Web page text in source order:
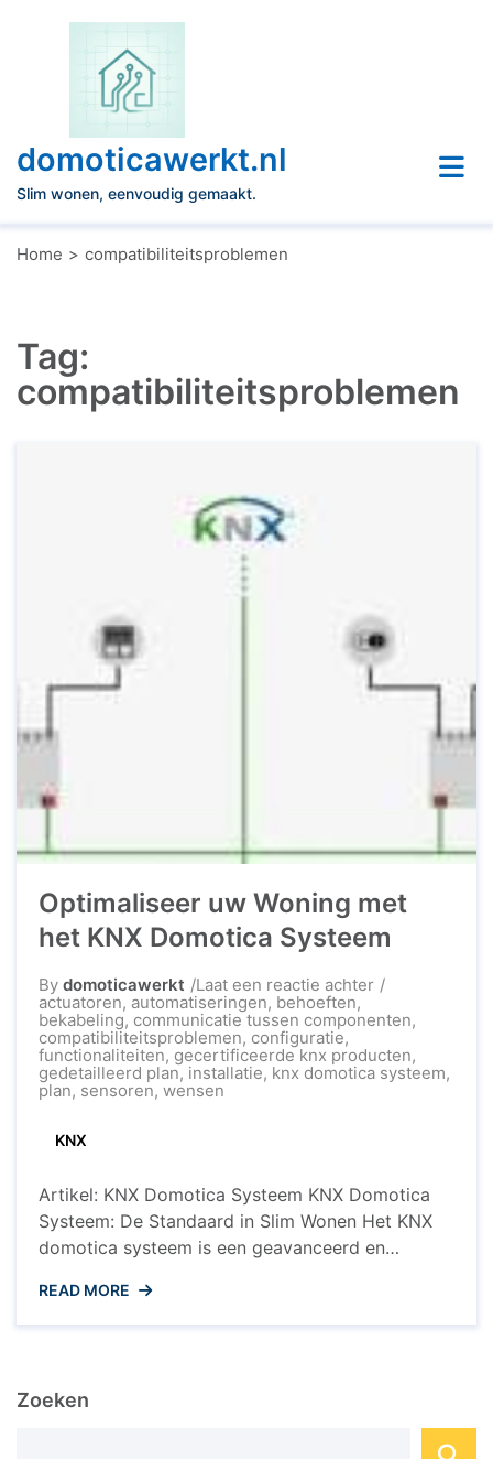
domoticawerkt.nl
Slim wonen, eenvoudig gemaakt.
Home compatibiliteitsproblemen
Tag:
compatibiliteitsproblemen
Optimaliseer uw Woning met
het KNX Domotica Systeem
By domoticawerkt Laat een reactie achterop
uw
met
het
actuatoren, automatiseringen, behoeften,
bekabeling, communicatie tussen componenten,
compatibiliteitsproblemen, configuratie,
functionaliteiten, gecertificeerde knx producten,
gedetailleerd plan, installatie, knx domotica systeem,
plan, sensoren, wensen
KNX
Artikel: KNX Domotica Systeem KNX Domotica
Systeem: De Standaard in Slim Wonen Het KNX
domotica systeem is een geavanceerd en
automatiseren en integreren van verschillende
functies in een woning of gebouw. Met KNX
apparaten worden aangestuurd en op elkaar
READ MORE
Zoeken